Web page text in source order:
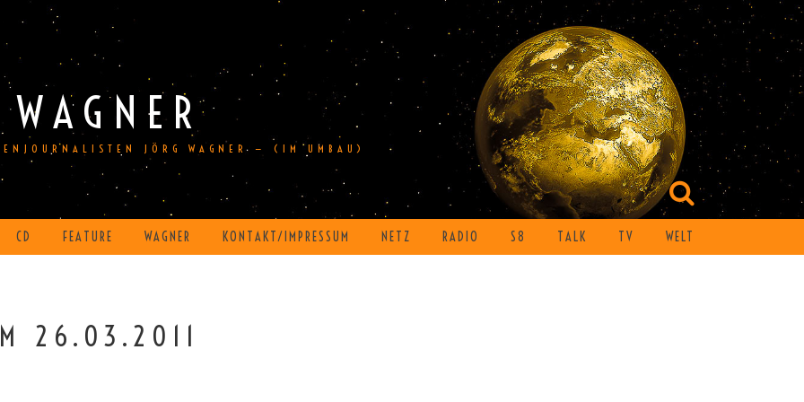
JÖRG WAGNER — (IM UMBAU)
CD FEATURE WAGNER KONTAKT/IMPRESSUM NETZ RADIO S8 TALK TV WELT
26.03.2011